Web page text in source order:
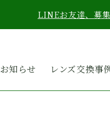
LINEお友達、募
お知らせ レンズ交換事